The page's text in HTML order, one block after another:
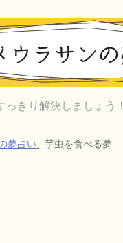
きり解決しましょう！
夢占い 芋虫を食べる夢